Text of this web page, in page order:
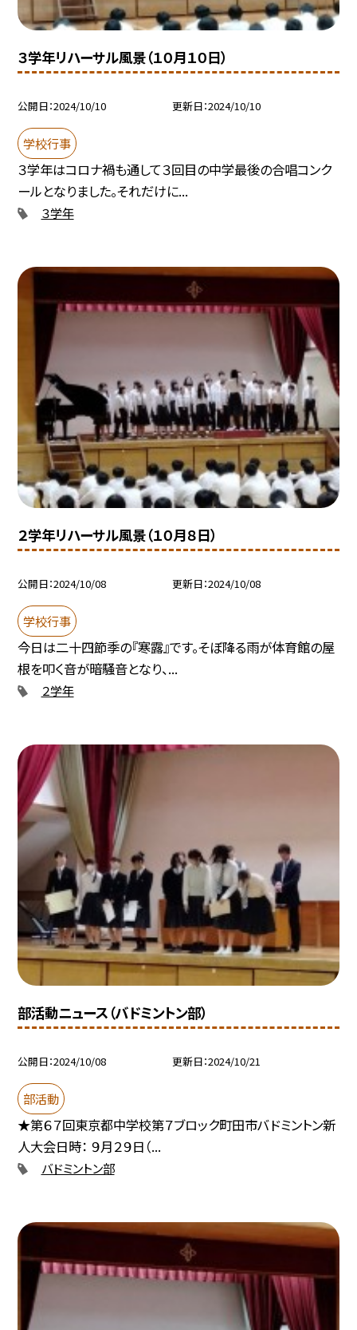
３学年リハーサル風景（１０月１０日）
公開日 2024/10/10 更新日 2024/10/10
学校行事
３学年はコロナ禍も通して３回目の中学最後の合唱コンク
ールとなりました。それだけに...
３学年
２学年リハーサル風景（１０月８日）
公開日 2024/10/08 更新日 2024/10/08
学校行事
今日は二十四節季の『寒露』です。そぼ降る雨が体育館の屋
根を叩く音が暗騒音となり、...
２学年
部活動ニュース（バドミントン部）
公開日 2024/10/08 更新日 2024/10/21
部活動
★第６７回東京都中学校第７ブロック町田市バドミントン新
人大会日時： ９月２９日（...
バドミントン部